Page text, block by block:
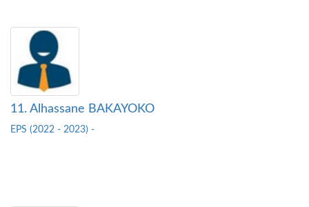
11. Alhassane BAKAYOKO
EPS (2022 - 2023) -